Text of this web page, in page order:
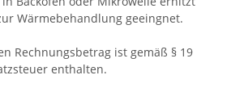
Wärmebehandlung geeingnet.
Rechnungsbetrag ist gemäß § 19
enthalten.